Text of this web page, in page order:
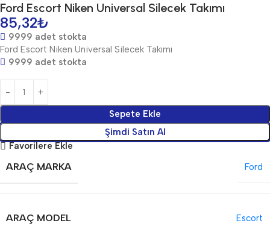
Ford Escort Niken Universal Silecek Takımı
85,32₺
9999 adet stokta
Ford Escort Niken Universal Silecek Takımı
9999 adet stokta
Sepete Ekle
Şimdi Satın Al
Favorilere Ekle
ARAÇ MARKA Ford
ARAÇ MODEL Escort